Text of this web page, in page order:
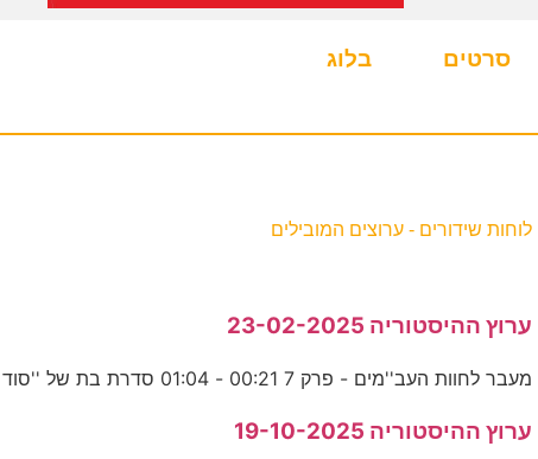
סרטים בלוג
לוחות שידורים - ערוצים המובילים
ערוץ ההיסטוריה 23-02-2025
מעבר לחוות העב''מים - פרק 7 00:21 - 01:04 סדרת בת של ''סוד
ערוץ ההיסטוריה 19-10-2025